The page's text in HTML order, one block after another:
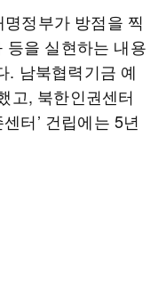
정부가 방점을 찍
등을 실현하는 내용
. 남북협력기금 예
고, 북한인권센터
터’ 건립에는 5년